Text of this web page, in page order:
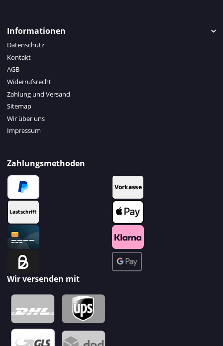
Informationen
Datenschutz
Kontakt
AGB
Widerrufsrecht
Zahlung und Versand
Sitemap
Wir über uns
Impressum
Zahlungsmethoden
Wir versenden mit